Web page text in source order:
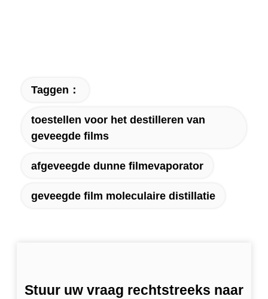
Taggen：
toestellen voor het destilleren van
geveegde films
afgeveegde dunne filmevaporator
geveegde film moleculaire distillatie
Stuur uw vraag rechtstreeks naar